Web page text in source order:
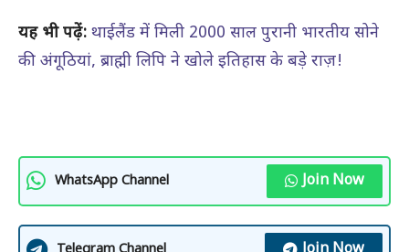
यह भी पढ़ें: थाईलैंड में मिली 2000 साल पुरानी भारतीय सोने
की अंगूठियां, ब्राह्मी लिपि ने खोले इतिहास के बड़े राज़!
WhatsApp Channel Join Now